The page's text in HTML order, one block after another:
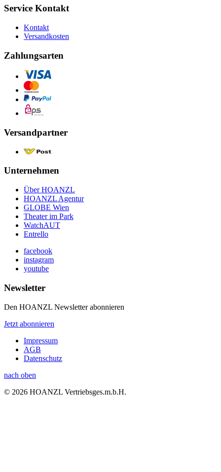
Service Kontakt
Kontakt
Versandkosten
Zahlungsarten
Versandpartner
Unternehmen
Über HOANZL
HOANZL Agentur
GLOBE Wien
Theater im Park
WatchAUT
Entrello
facebook
instagram
youtube
Newsletter
Den HOANZL Newsletter abonnieren
Jetzt abonnieren
Impressum
AGB
Datenschutz
nach oben
© 2026 HOANZL Vertriebsges.m.b.H.